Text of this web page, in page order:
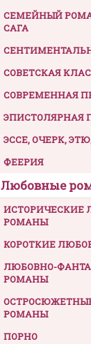
СЕМЕЙНЫЙ
САГА
СОВЕТСКАЯ
СОВРЕМЕННАЯ
ЭПИСТОЛЯРНАЯ
ЭССЕ, ОЧЕРК,
ФЕЕРИЯ
Любовные
ИСТОРИЧЕСКИЕ
РОМАНЫ
КОРОТКИЕ
ЛЮБОВНО-
РОМАНЫ
РОМАНЫ
ПОРНО